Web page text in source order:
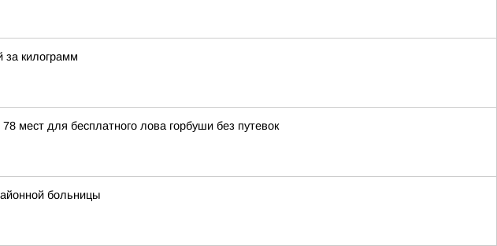
за килограмм
мест для бесплатного лова горбуши без путевок
больницы